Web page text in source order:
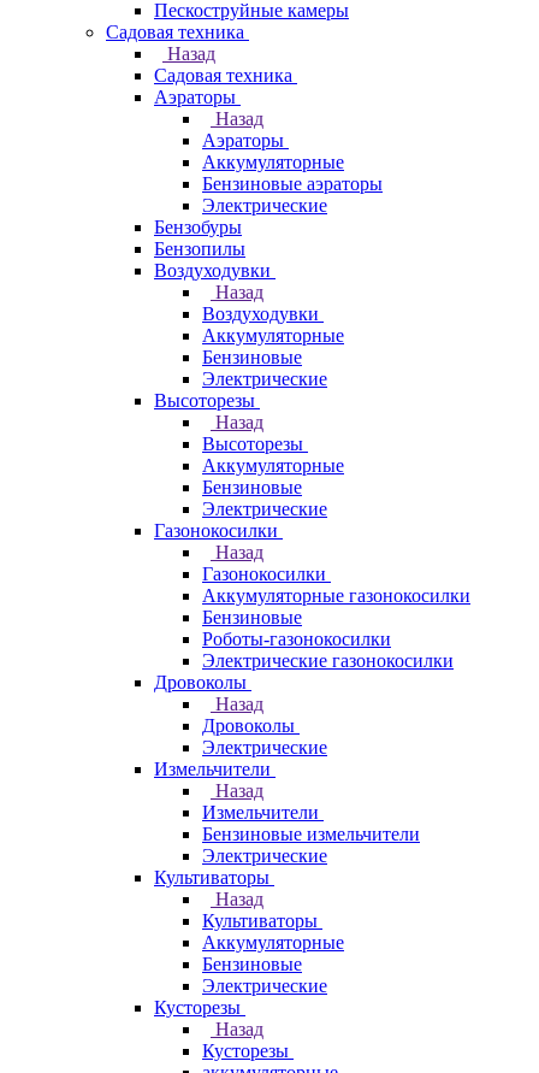
Пескоструйные камеры
Садовая техника
Назад
Садовая техника
Аэраторы
Назад
Аэраторы
Аккумуляторные
Бензиновые аэраторы
Электрические
Бензобуры
Бензопилы
Воздуходувки
Назад
Воздуходувки
Аккумуляторные
Бензиновые
Электрические
Высоторезы
Назад
Высоторезы
Аккумуляторные
Бензиновые
Электрические
Газонокосилки
Назад
Газонокосилки
Аккумуляторные газонокосилки
Бензиновые
Роботы-газонокосилки
Электрические газонокосилки
Дровоколы
Назад
Дровоколы
Электрические
Измельчители
Назад
Измельчители
Бензиновые измельчители
Электрические
Культиваторы
Назад
Культиваторы
Аккумуляторные
Бензиновые
Электрические
Кусторезы
Назад
Кусторезы